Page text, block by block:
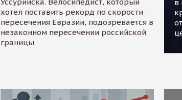
хотел поставить рекорд по скорости
пересечения Евразии, подозревается в
незаконном пересечении российской
границы
в